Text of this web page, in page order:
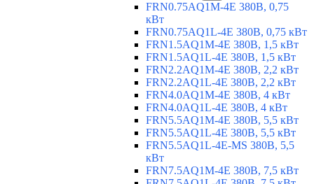
FRN0.75AQ1M-4E 380В, 0,75
кВт
FRN0.75AQ1L-4E 380В, 0,75 кВт
FRN1.5AQ1M-4E 380В, 1,5 кВт
FRN1.5AQ1L-4E 380В, 1,5 кВт
FRN2.2AQ1M-4E 380В, 2,2 кВт
FRN2.2AQ1L-4E 380В, 2,2 кВт
FRN4.0AQ1M-4E 380В, 4 кВт
FRN4.0AQ1L-4E 380В, 4 кВт
FRN5.5AQ1M-4E 380В, 5,5 кВт
FRN5.5AQ1L-4E 380В, 5,5 кВт
FRN5.5AQ1L-4E-MS 380В, 5,5
кВт
FRN7.5AQ1M-4E 380В, 7,5 кВт